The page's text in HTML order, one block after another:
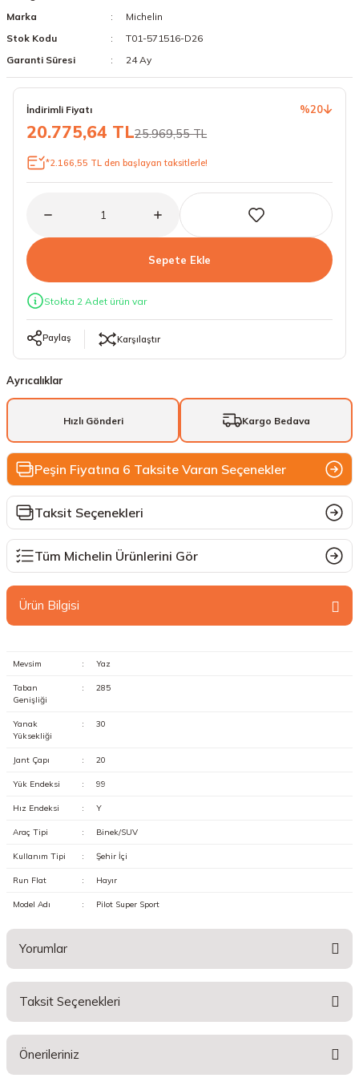
21 Lastikler
24 Lastikler
Marka
Michelin
Stok Kodu
T01-571516-D26
Garanti Süresi
24 Ay
İndirimli Fiyatı %20
20.775,64 TL25.969,55 TL
*2.166,55 TL den başlayan taksitlerle!
Sepete Ekle
Stokta 2 Adet ürün var
Paylaş Karşılaştır
Ayrıcalıklar
Hızlı Gönderi Kargo Bedava
Peşin Fiyatına 6 Taksite Varan Seçenekler
Taksit Seçenekleri
Tüm Michelin Ürünlerini Gör
Ürün Bilgisi
Mevsim : Yaz
Taban
Genişliği
: 285
Yanak
Yüksekliği
: 30
Jant Çapı : 20
Yük Endeksi : 99
Hız Endeksi : Y
Araç Tipi : Binek/SUV
Kullanım Tipi : Şehir İçi
Run Flat : Hayır
Model Adı : Pilot Super Sport
Yorumlar
Taksit Seçenekleri
Önerileriniz